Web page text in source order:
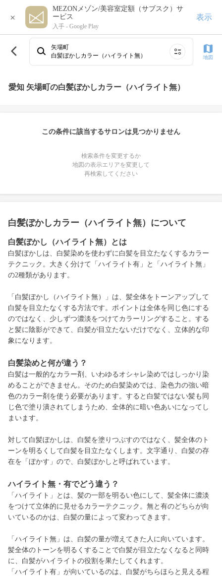
×
MEZONメゾン/美容室定額（サブスク）サ
ービス
入手 - Google Play
表示
矢場町
白髪ぼかしカラー（ハイライト無）
地図
愛知 矢場町の白髪ぼかしカラー（ハイライト無）
この条件に該当するサロンは見つかりません
検索条件を変更するか
地図の表示エリアを変更して
再検索してください
白髪ぼかしカラー（ハイライト無）について
白髪ぼかし（ハイライト無）とは
白髪ぼかしは、白髪染めを使わずに白髪を目立たなくするカラー
テクニック。大きく分けて「ハイライト有」と「ハイライト無」
の2種類があります。
「白髪ぼかし（ハイライト無）」は、髪全体をトーンアップして
白髪を目立たなくする方法です。ポイントは全体を同じ色にする
のではなく、少しずつ濃淡をつけてカラーリングすること。する
と髪に陰影ができて、白髪が目立たないだけでなく、立体的な印
象になります。
白髪染めと何が違う？
白髪は一般的なカラー剤、いわゆるオシャレ染めではしっかり染
めることができません。そのため白髪染めでは、染色力の強い暗
色のカラー剤を使う必要があります。すると白髪ではない髪も同
じ色で塗り潰されてしまうため、全体的に暗い色あいになってし
まいます。
対して白髪ぼかしは、白髪を塗りつぶすのではなく、髪全体のト
ーンを明るくして白髪を目立たなくします。文字通り、白髪の存
在を「ぼかす」ので、白髪ぼかしと呼ばれています。
ハイライト無・有でどう違う？
「ハイライト」とは、髪の一部を明るい色にして、髪全体に濃淡
をつけて立体的に見せるカラーテクニック。無と有のどちらが向
いているのかは、白髪の量によって変わってきます。
「ハイライト無」は、白髪の量が増えてきた人に向いています。
髪全体のトーンを明るくすることで白髪が目立たなくなると同時
に、白髪がハイライトの役割を果たしてくれます。
「ハイライト有」が向いているのは、白髪がちらほらと見える程